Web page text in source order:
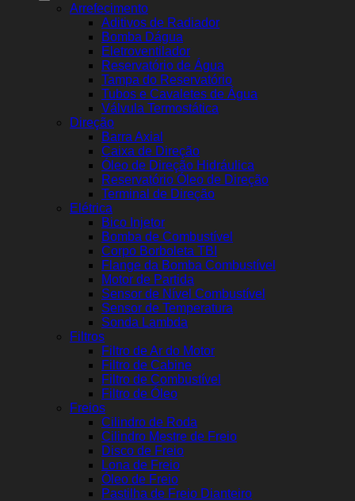
Arrefecimento
Aditivos de Radiador
Bomba Dágua
Eletroventilador
Reservatório de Água
Tampa do Reservatório
Tubos e Cavaletes de Água
Válvula Termostática
Direção
Barra Axial
Caixa de Direção
Óleo de Direção Hidráulica
Reservatório Óleo de Direção
Terminal de Direção
Elétrica
Bico Injetor
Bomba de Combustível
Corpo Borboleta TBI
Flange da Bomba Combustível
Motor de Partida
Sensor de Nível Combustível
Sensor de Temperatura
Sonda Lambda
Filtros
Filtro de Ar do Motor
Filtro de Cabine
Filtro de Combustível
Filtro de Óleo
Freios
Cilindro de Roda
Cilindro Mestre de Freio
Disco de Freio
Lona de Freio
Óleo de Freio
Pastilha de Freio Dianteiro